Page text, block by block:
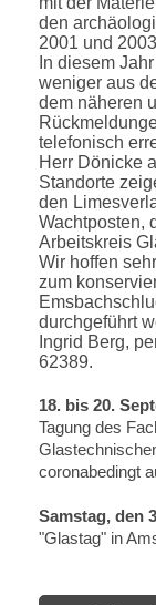
den
2001 und
In diesem
weniger aus
dem näheren
telefonisch
Herr Dönicke
Standorte
den
Wachtposten,
Arbeitskreis
Wir hoffen
zum
durchgeführt
Ingrid Berg,
62389.
18. bis 20.
Tagung des
coronabedingt
Samstag, den
"Glastag" in